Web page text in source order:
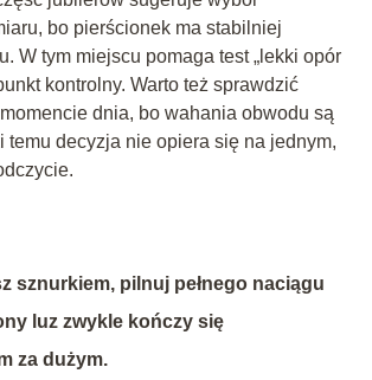
bo pierścionek ma stabilniej
W tym miejscu pomaga test „lekki opór
kontrolny. Warto też sprawdzić
dnia, bo wahania obwodu są
temu decyzja nie opiera się na jednym,
sznurkiem, pilnuj pełnego naciągu
luz zwykle kończy się
za dużym.